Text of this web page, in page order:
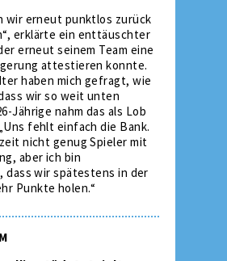
wir erneut punktlos zurück
erklärte ein enttäuschter
erneut seinem Team eine
attestieren konnte.
haben mich gefragt, wie
wir so weit unten
Jährige nahm das als Lob
fehlt einfach die Bank.
nicht genug Spieler mit
aber ich bin
dass wir spätestens in der
Punkte holen.“